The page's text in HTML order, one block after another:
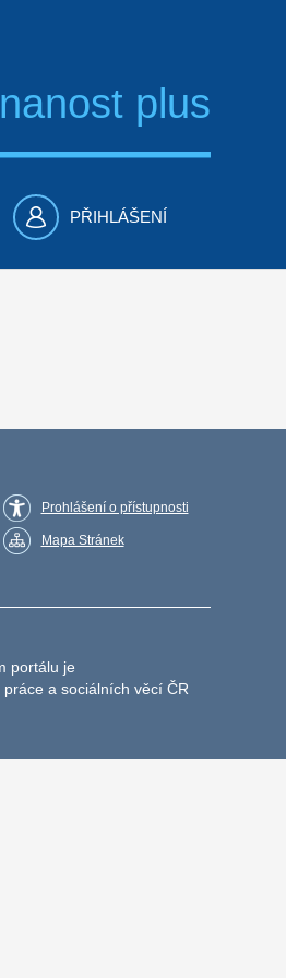
plus
PŘIHLÁŠENÍ
Prohlášení o přístupnosti
Mapa Stránek
portálu je
práce a sociálních věcí ČR